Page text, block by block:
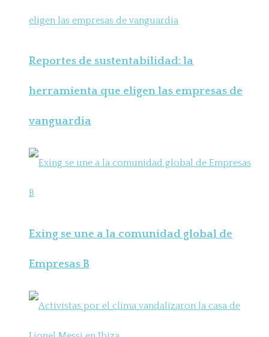
Reportes de sustentabilidad: la
herramienta que eligen las empresas de
vanguardia
Exing se une a la comunidad global de
Empresas B